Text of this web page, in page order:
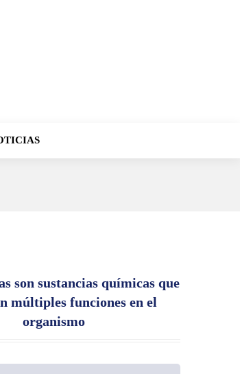
son sustancias químicas que
múltiples funciones en el
organismo